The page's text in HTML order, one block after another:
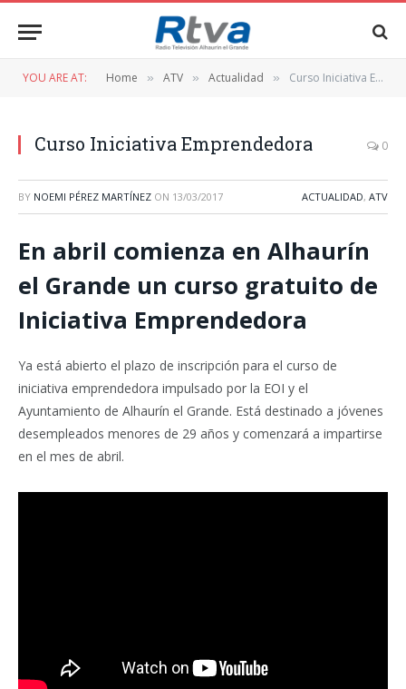
YOU ARE AT: Home » ATV » Actualidad » Curso Iniciativa Emprendedora
Curso Iniciativa Emprendedora 0
BY NOEMI PÉREZ MARTÍNEZ ON 13/03/2017 ACTUALIDAD, ATV
En abril comienza en Alhaurín
el Grande un curso gratuito de
Iniciativa Emprendedora
Ya está abierto el plazo de inscripción para el curso de
iniciativa emprendedora impulsado por la EOI y el
Ayuntamiento de Alhaurín el Grande. Está destinado a jóvenes
desempleados menores de 29 años y comenzará a impartirse
en el mes de abril.